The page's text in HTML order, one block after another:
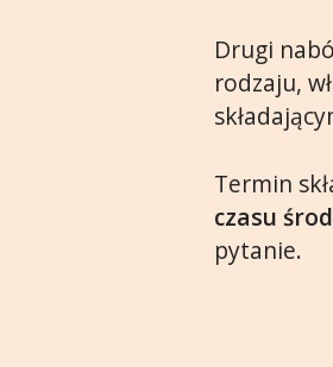
Drugi
rodzaju,
Termin
czasu
pytanie.